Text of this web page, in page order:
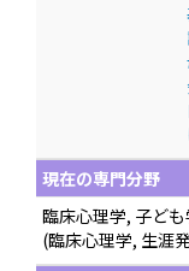
現在の専門分野
臨床心理学, 子ど
(臨床心理学, 生涯